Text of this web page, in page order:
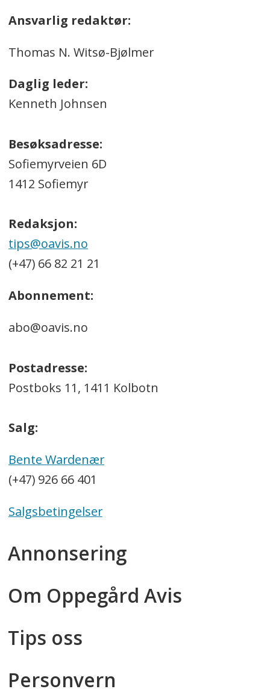
Ansvarlig redaktør:
Thomas N. Witsø-Bjølmer
Daglig leder:
Kenneth Johnsen
Besøksadresse:
Sofiemyrveien 6D
1412 Sofiemyr
Redaksjon:
tips@oavis.no
(+47) 66 82 21 21
Abonnement:
abo@oavis.no
Postadresse:
Postboks 11, 1411 Kolbotn
Salg:
Bente Wardenær
(+47) 926 66 401
Salgsbetingelser
Annonsering
Om Oppegård Avis
Tips oss
Personvern